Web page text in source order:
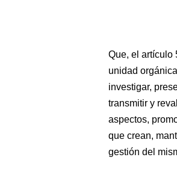
Que, el artículo
unidad
investigar,
transmitir y
aspectos,
que crean,
gestión del